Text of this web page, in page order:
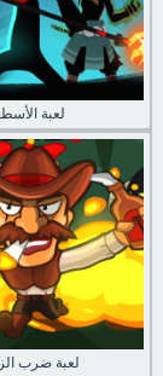
لعبة
لعبة ضرب